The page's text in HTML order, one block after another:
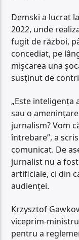
Demski a lucrat
2022, unde
fugit de război,
concediat, pe
mișcarea una
susținut de
„Este
sau o
jurnalism? Vom
întrebare”, a
comunicat. De
jurnalist nu a
artificiale, ci din
audienței.
Krzysztof
viceprim-
pentru a